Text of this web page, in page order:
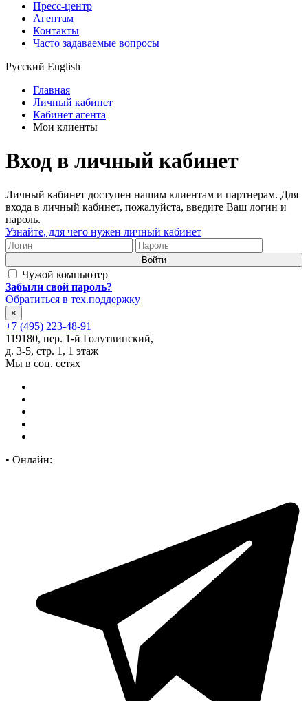
Пресс-центр
Агентам
Контакты
Часто задаваемые вопросы
Русский English
Главная
Личный кабинет
Кабинет агента
Мои клиенты
Вход в личный кабинет
Личный кабинет доступен нашим клиентам и партнерам. Для
входа в личный кабинет, пожалуйста, введите Ваш логин и
пароль.
Узнайте, для чего нужен личный кабинет
Чужой компьютер
Забыли свой пароль?
Обратиться в тех.поддержку
×
+7 (495) 223-48-91
119180, пер. 1-й Голутвинский,
д. 3-5, стр. 1, 1 этаж
Мы в соц. сетях
• Онлайн: